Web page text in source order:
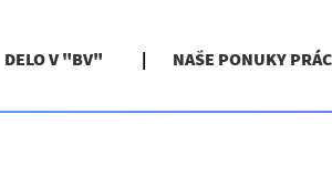
DELO V "BV" NAŠE PONUKY